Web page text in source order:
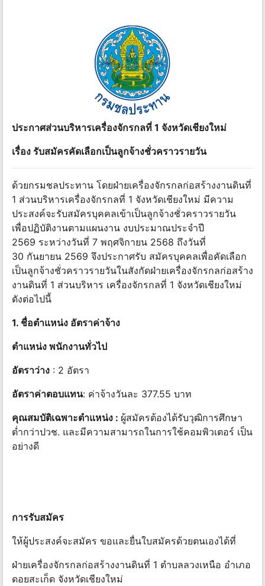
ประกาศส่วนบริหารเครื่องจักรกลที่ 1 จังหวัดเชียงใหม่
เรื่อง รับสมัครคัดเลือกเป็นลูกจ้างชั่วคราวรายวัน
ด้วยกรมชลประทาน โดยฝ่ายเครื่องจักรกลก่อสร้างงานดินที่
1 ส่วนบริหารเครื่องจักรกลที่ 1 จังหวัดเชียงใหม่ มีความ
ประสงค์จะรับสมัครบุคคลเข้าเป็นลูกจ้างชั่วคราวรายวัน
เพื่อปฏิบัติงานตามแผนงาน งบประมาณประจำปี
2569 ระหว่างวันที่ 7 พฤศจิกายน 2568 ถึงวันที่
30 กันยายน 2569 จึงประกาศรับ สมัครบุคคลเพื่อคัดเลือก
เป็นลูกจ้างชั่วคราวรายวันในสังกัดฝ่ายเครื่องจักรกลก่อสร้าง
งานดินที่ 1 ส่วนบริหาร เครื่องจักรกลที่ 1 จังหวัดเชียงใหม่
ดังต่อไปนี้
1. ชื่อตำแหน่ง อัตราค่าจ้าง
ตำแหน่ง พนักงานทั่วไป
อัตราว่าง : 2 อัตรา
อัตราค่าตอบแทน: ค่าจ้างวันละ 377.55 บาท
คุณสมบัติเฉพาะตำแหน่ง : ผู้สมัครต้องได้รับวุฒิการศึกษา
ต่ำกว่าปวช. และมีความสามารถในการใช้คอมพิวเตอร์ เป็น
อย่างดี
การรับสมัคร
ให้ผู้ประสงค์จะสมัคร ขอและยื่นใบสมัครด้วยตนเองได้ที่
ฝ่ายเครื่องจักรกลก่อสร้างงานดินที่ 1 ตำบลลวงเหนือ อำเภอ
ดอยสะเก็ด จังหวัดเชียงใหม่